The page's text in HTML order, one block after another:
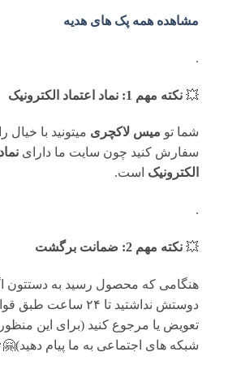
مشاهده همه پک های هدیه
.
💥 نکته مهم 1: نماد اعتماد الکترونیک
شما تو میس لاکچری میتونید با
سفارش کنید چون سایت ما دارای
الکترونیک است.
.
💥 نکته مهم 2: ضمانت برگشت
هنگامی که محصول رسید به دستتون
دوستش نداشتید تا ۲۴ ساعت
تعویض یا مرجوع کنید (برای این
شبکه های اجتماعی به ما پیام